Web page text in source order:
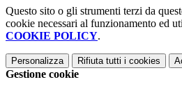
Questo sito o gli strumenti terzi da
cookie necessari al funzionamento ed
COOKIE POLICY.
Personalizza Rifiuta tutti i cookies
Gestione cookie